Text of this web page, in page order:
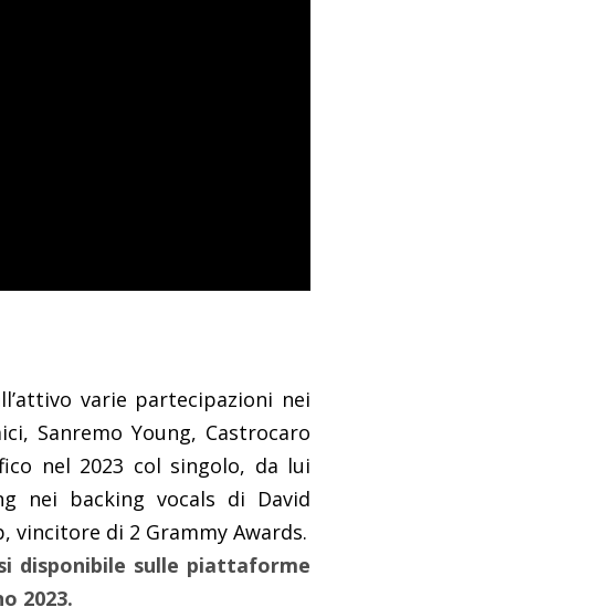
varie partecipazioni nei
Sanremo Young, Castrocaro
nel 2023 col singolo, da lui
nei backing vocals di David
vincitore di 2 Grammy Awards.
disponibile sulle piattaforme
2023.